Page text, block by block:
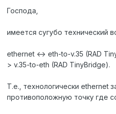
Господа,
имеется сугубо технический
ethernet <-> eth-to-v.35 (RAD
> v.35-to-eth (RAD TinyBridge).
Т.е., технологически ethernet
противоположную точку где